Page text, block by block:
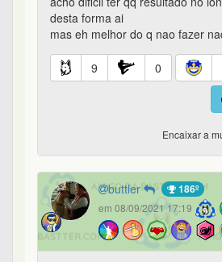
desta forma ai
mas eh melhor do q nao fazer
9 0
Encaixar a
buttler 186º
em 08/09/2021 17:19